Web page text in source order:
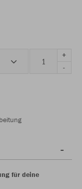
+
-
für deine